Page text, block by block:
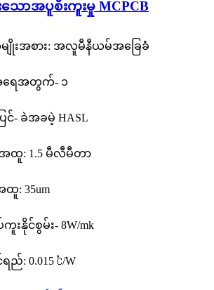
းသောအပူစီးကူးမှု MCPCB
းအစား: အလူမီနီယမ်အခြေခံ
ေအတွက်- ၁
ြင်- ခဲအခမဲ့ HASL
ထူ: 1.5 မီလီမီတာ
ထူ: 35um
းနိုင်စွမ်း- 8W/mk
ည်: 0.015 ℃/W